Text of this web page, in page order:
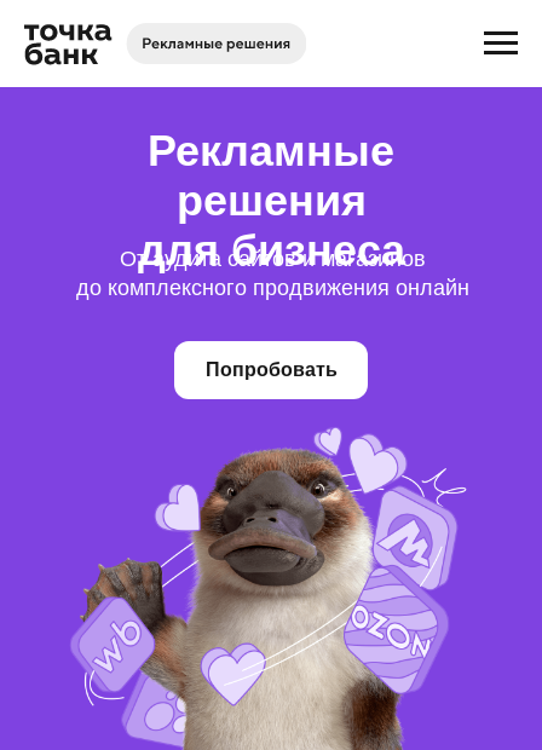
От аудита сайтов и магазинов
до комплексного продвижения онлайн
Рекламные
решения
для бизнеса
Попробовать